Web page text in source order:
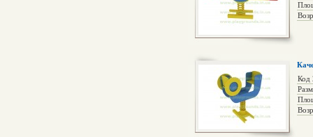
Код